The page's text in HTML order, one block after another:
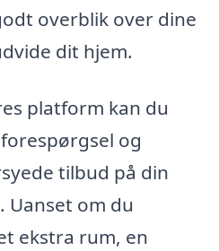
overblik over dine
dit hjem.
platform kan du
og
tilbud på din
Uanset om du
ekstra rum, en